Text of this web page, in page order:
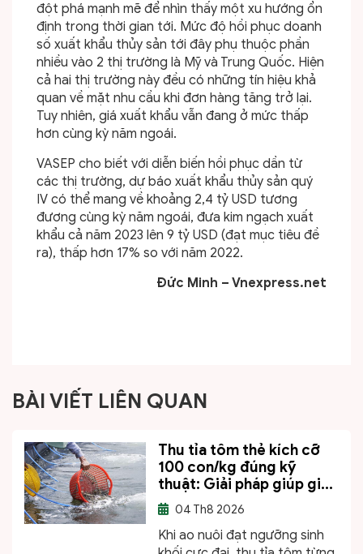
đột phá mạnh mẽ để nhìn thấy một xu hướng ổn
định trong thời gian tới. Mức độ hồi phục doanh
số xuất khẩu thủy sản tới đây phụ thuộc phần
nhiều vào 2 thị trường là Mỹ và Trung Quốc. Hiện
cả hai thị trường này đều có những tín hiệu khả
quan về mặt nhu cầu khi đơn hàng tăng trở lại.
Tuy nhiên, giá xuất khẩu vẫn đang ở mức thấp
hơn cùng kỳ năm ngoái.
VASEP cho biết với diễn biến hồi phục dần từ
các thị trường, dự báo xuất khẩu thủy sản quý
IV có thể mang về khoảng 2,4 tỷ USD tương
đương cùng kỳ năm ngoái, đưa kim ngạch xuất
khẩu cả năm 2023 lên 9 tỷ USD (đạt mục tiêu đề
ra), thấp hơn 17% so với năm 2022.
Đức Minh – Vnexpress.net
BÀI VIẾT LIÊN QUAN
Thu tỉa tôm thẻ kích cỡ
100 con/kg đúng kỹ
thuật: Giải pháp giúp gi...
04 Th8 2026
Khi ao nuôi đạt ngưỡng sinh